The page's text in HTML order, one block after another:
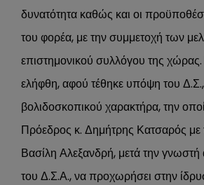
δυνατότητα καθώς και οι
του φορέα, με την συμμετοχή των
επιστημονικού συλλόγου της
ελήφθη, αφού τέθηκε υπόψη του
βολιδοσκοπικού χαρακτήρα, την
Πρόεδρος κ. Δημήτρης Κατσαρός με
Βασίλη Αλεξανδρή, μετά την
του Δ.Σ.Α., να προχωρήσει στην